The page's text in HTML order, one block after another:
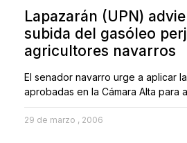
Lapazarán (UPN)
subida del gasóleo
agricultores navarros
El senador navarro urge a aplicar
aprobadas en la Cámara Alta para
29 de marzo , 2006